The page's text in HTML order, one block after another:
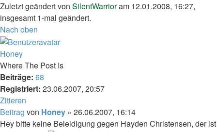
Zuletzt geändert von SilentWarrioram 12.01.2008, 16:27,
insgesamt 1-mal geändert.
Nach oben
Honey
Where The Post Is
Beiträge: 68
Registriert: 23.06.2007, 20:57
Zitieren
Beitrag von Honey » 26.06.2007, 16:14
Hey bitte keine Beleidigung gegen Hayden Christensen, der ist